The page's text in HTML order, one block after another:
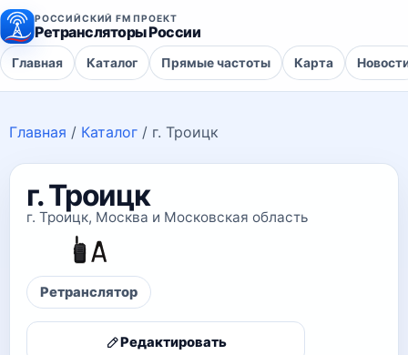
РОССИЙСКИЙ FM ПРОЕКТ
Ретрансляторы России
Главная Каталог Прямые частоты Карта
Главная / Каталог / г. Троицк
г. Троицк
г. Троицк, Москва и Московская область
Ретранслятор
Редактировать